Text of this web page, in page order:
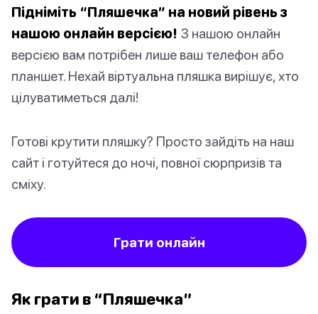
Підніміть “Пляшечка” на новий рівень з
нашою онлайн версією! З нашою онлайн
версією вам потрібен лише ваш телефон або
планшет. Нехай віртуальна пляшка вирішує, хто
цілуватиметься далі!
Готові крутити пляшку? Просто зайдіть на наш
сайт і готуйтеся до ночі, повної сюрпризів та
сміху.
Грати онлайн
Як грати в “Пляшечка”